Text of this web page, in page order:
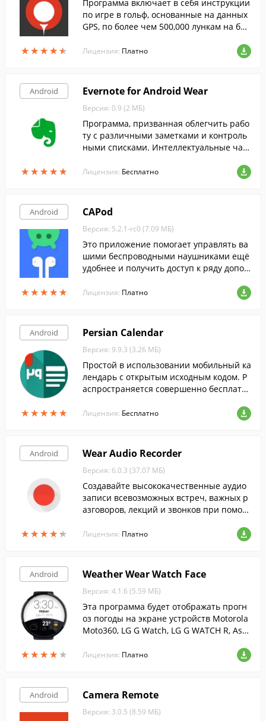
★★★★★
★★★★★
Программа включает в себя инструкции
по игре в гольф, основанные на данных
GPS, по более чем 500,000 лункам на бол
мира.
Лицензия: Платно
Android
★★★★★
★★★★★
Evernote for Android Wear
Версия: 0.9 (2 МБ)
Программа, призванная облегчить рабо
ту с различными заметками и контроль
ными списками. Интеллектуальные час
от необходимости доставать смартфон и
Лицензия: Бесплатно
Android
★★★★★
★★★★★
CAPod
Версия: 5.2.1-rc0 (7.09 МБ)
Это приложение помогает управлять ва
шими беспроводными наушниками ещё
удобнее и получить доступ к ряду допол
вании AirPods и Beats.
Лицензия: Платно
Android
★★★★★
★★★★★
Persian Calendar
Версия: 9.9.3 (3.26 МБ)
Простой в использовании мобильный ка
лендарь с открытым исходным кодом. Р
аспространяется совершенно бесплатн
Лицензия: Бесплатно
Android
★★★★★
★★★★★
Wear Audio Recorder
Версия: 6.0.3 (37.07 МБ)
Создавайте высококачественные аудио
записи всевозможных встреч, важных р
азговоров, лекций и звонков при помощ
Лицензия: Платно
Android
★★★★ ★
★★★★ ★
Weather Wear Watch Face
Версия: 4.1.6 (5.59 МБ)
Эта программа будет отображать прогн
оз погоды на экране устройств Motorola
Moto360, LG G Watch, LG G WATCH R, Asu
Gear LIVE.
Лицензия: Платно
Android Camera Remote
Версия: 3.0.5 (8.59 МБ)